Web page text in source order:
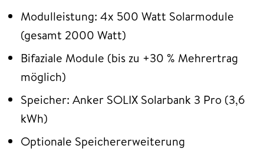
Modulleistung: 4x 500 Watt Solarmodule
(gesamt 2000 Watt)
Bifaziale Module (bis zu +30 % Mehrertrag
möglich)
Speicher: Anker SOLIX Solarbank 3 Pro (3,6
kWh)
Optionale Speichererweiterung